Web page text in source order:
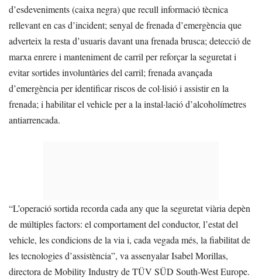
d’esdeveniments (caixa negra) que recull informació tècnica
rellevant en cas d’incident; senyal de frenada d’emergència que
adverteix la resta d’usuaris davant una frenada brusca; detecció de
marxa enrere i manteniment de carril per reforçar la seguretat i
evitar sortides involuntàries del carril; frenada avançada
d’emergència per identificar riscos de col·lisió i assistir en la
frenada; i habilitar el vehicle per a la instal·lació d’alcoholímetres
antiarrencada.
“L’operació sortida recorda cada any que la seguretat viària depèn
de múltiples factors: el comportament del conductor, l’estat del
vehicle, les condicions de la via i, cada vegada més, la fiabilitat de
les tecnologies d’assistència”, va assenyalar Isabel Morillas,
directora de Mobility Industry de TÜV SÜD South-West Europe.